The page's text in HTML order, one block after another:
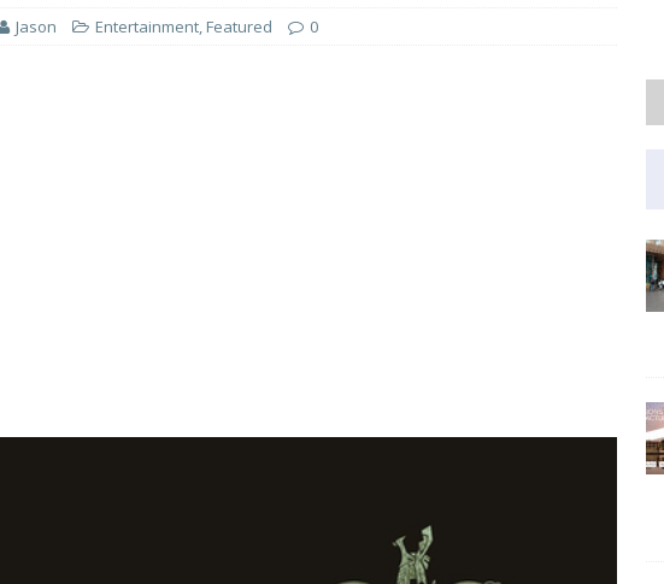
Jason Entertainment, Featured 0